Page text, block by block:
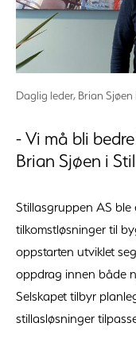
Daglig leder, Brian
- Vi må bli
Brian Sjøen i
Stillasgruppen AS ble
tilkomstløsninger til
oppstarten utviklet
oppdrag innen både
Selskapet tilbyr
stillasløsninger